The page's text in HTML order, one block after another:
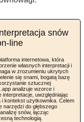
snów
line
internetowa, która
własnych interpretacji i
w zrozumieniu ukrytych
się snami, bogatą bazę
sztucznej
analizuje wzorce i
interpretacje, uwzględniając
i kontekst użytkownika. Celem
narzędzi do głębszego
snów, łącząc
technologią.